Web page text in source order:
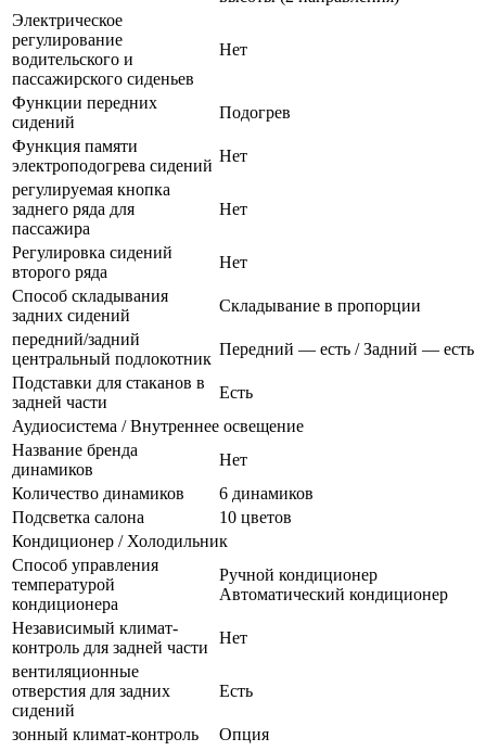
Электрическое
регулирование
водительского и
пассажирского сиденьев
Нет
Функции передних
сидений
Подогрев
Функция памяти
электроподогрева сидений
Нет
регулируемая кнопка
заднего ряда для
пассажира
Нет
Регулировка сидений
второго ряда
Нет
Способ складывания
задних сидений
Складывание в пропорции
передний/задний
центральный подлокотник
Передний — есть / Задний — есть
Подставки для стаканов в
задней части
Есть
Аудиосистема / Внутреннее освещение
Название бренда
динамиков
Нет
Количество динамиков
6 динамиков
Подсветка салона
10 цветов
Кондиционер / Холодильник
Способ управления
температурой
кондиционера
Ручной кондиционер
Автоматический кондиционер
Независимый климат-
контроль для задней части
Нет
вентиляционные
отверстия для задних
сидений
Есть
зонный климат-контроль
Опция